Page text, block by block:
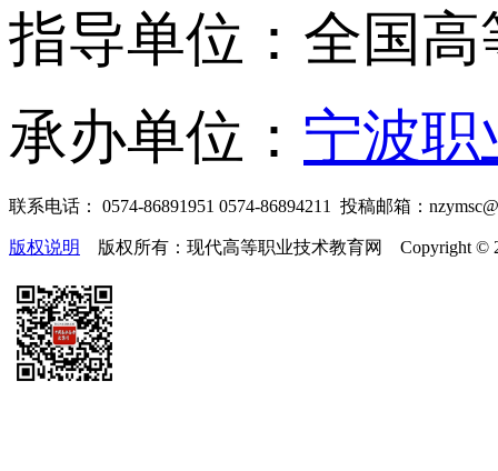
指导单位：全国
承办单位： 宁波
联系电话： 0574-86891951 0574-86894211 投稿邮箱：
版权说明 版权所有：现代高等职业技术教育网 Copyright ©